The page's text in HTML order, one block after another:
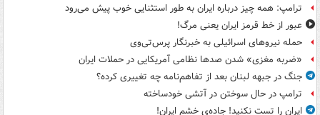
ترامپ: همه چیز درباره ایران به طور استثنایی خوب پیش می‌رود
عبور از خط قرمز ایران یعنی مرگ!
حمله نیروهای اسرائیلی به خبرنگار پرس‌تی‌وی
«ضربه مغزی» شدن صدها نظامی آمریکایی در حملات ایران
جنگ در جبهه لبنان بعد از تفاهم‌نامه چه تغییری کرده؟
ترامپ در حال سوختن در آتشی خودساخته
ایران را تست نکنید! جاده‌ی خشم ایران!